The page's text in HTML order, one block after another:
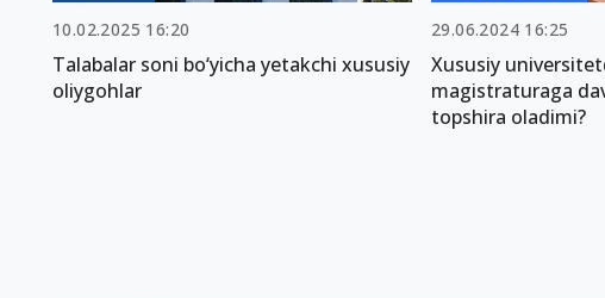
10.02.2025 16:20
Talabalar soni bo‘yicha yetakchi xususiy
oliygohlar
29.06.2024 16:25
Xususiy
magistraturaga
topshira oladimi?